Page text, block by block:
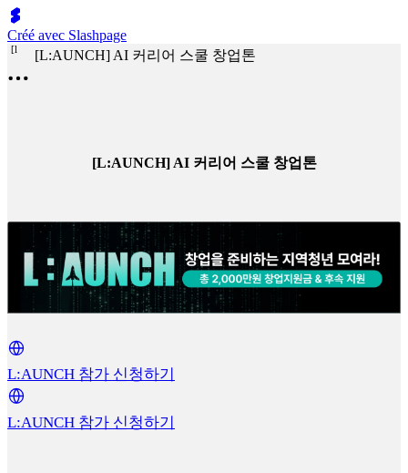
Créé avec Slashpage
[l [L:AUNCH] AI 커리어 스쿨 창업톤
[L:AUNCH] AI 커리어 스쿨 창업톤
L:AUNCH 참가 신청하기
L:AUNCH 참가 신청하기